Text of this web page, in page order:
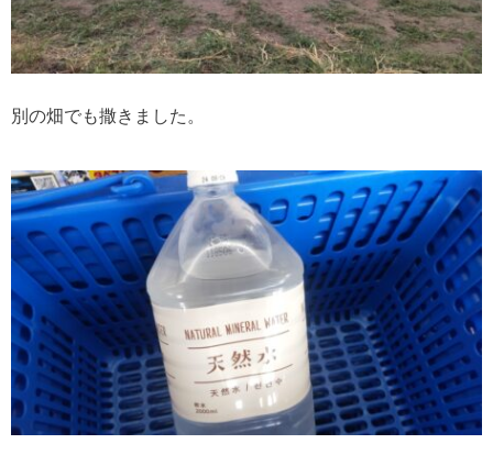
別の畑でも撒きました。